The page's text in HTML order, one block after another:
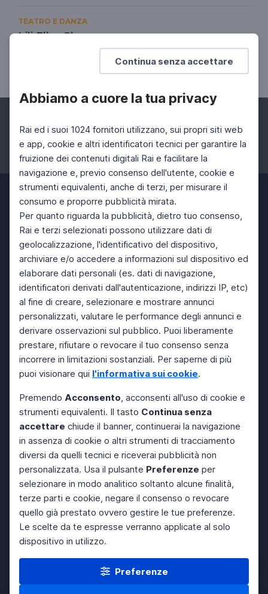
Continua senza accettare
Abbiamo a cuore la tua privacy
Rai ed i suoi 1024 fornitori utilizzano, sui propri siti web
e app, cookie e altri identificatori tecnici per garantire la
fruizione dei contenuti digitali Rai e facilitare la
navigazione e, previo consenso dell'utente, cookie e
strumenti equivalenti, anche di terzi, per misurare il
consumo e proporre pubblicità mirata.
Per quanto riguarda la pubblicità, dietro tuo consenso,
Rai e terzi selezionati possono utilizzare dati di
geolocalizzazione, l'identificativo del dispositivo,
archiviare e/o accedere a informazioni sul dispositivo ed
elaborare dati personali (es. dati di navigazione,
identificatori derivati dall'autenticazione, indirizzi IP, etc)
al fine di creare, selezionare e mostrare annunci
personalizzati, valutare le performance degli annunci e
derivare osservazioni sul pubblico. Puoi liberamente
prestare, rifiutare o revocare il tuo consenso senza
incorrere in limitazioni sostanziali. Per saperne di più
puoi visionare qui l'informativa sui cookie.
Premendo Acconsento, acconsenti all'uso di cookie e
strumenti equivalenti. Il tasto Continua senza
accettare chiude il banner, continuerai la navigazione
in assenza di cookie o altri strumenti di tracciamento
diversi da quelli tecnici e riceverai pubblicità non
personalizzata. Usa il pulsante Preferenze per
selezionare in modo analitico soltanto alcune finalità,
terze parti e cookie, negare il consenso o revocare
quello già prestato ovvero gestire le tue preferenze.
Le scelte da te espresse verranno applicate al solo
dispositivo in utilizzo.
Preferenze
TEATRO E DANZA
Lili Elbe Show
Coreografi Riva&Repele, ispirato alle vicende del
Facebook Instagram Twitter